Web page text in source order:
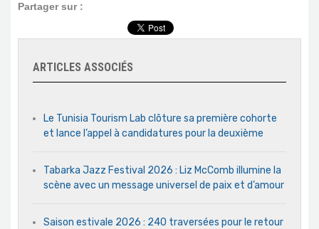
Partager sur :
ARTICLES ASSOCIÉS
Le Tunisia Tourism Lab clôture sa première cohorte
et lance l’appel à candidatures pour la deuxième
Tabarka Jazz Festival 2026 : Liz McComb illumine la
scène avec un message universel de paix et d’amour
Saison estivale 2026 : 240 traversées pour le retour